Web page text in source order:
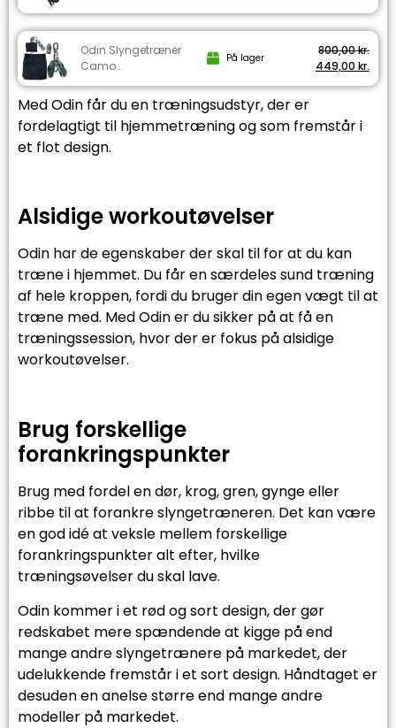
Odin Slyngetræner
Camo...
På lager
800,00kr.
449,00 kr.
Med Odin får du en træningsudstyr, der er
fordelagtigt til hjemmetræning og som fremstår i
et flot design.
Alsidige workoutøvelser
Odin har de egenskaber der skal til for at du kan
træne i hjemmet. Du får en særdeles sund træning
af hele kroppen, fordi du bruger din egen vægt til at
træne med. Med Odin er du sikker på at få en
træningssession, hvor der er fokus på alsidige
workoutøvelser.
Brug forskellige
forankringspunkter
Brug med fordel en dør, krog, gren, gynge eller
ribbe til at forankre slyngetræneren. Det kan være
en god idé at veksle mellem forskellige
forankringspunkter alt efter, hvilke
træningsøvelser du skal lave.
Odin kommer i et rød og sort design, der gør
redskabet mere spændende at kigge på end
mange andre slyngetrænere på markedet, der
udelukkende fremstår i et sort design. Håndtaget er
desuden en anelse større end mange andre
modeller på markedet.